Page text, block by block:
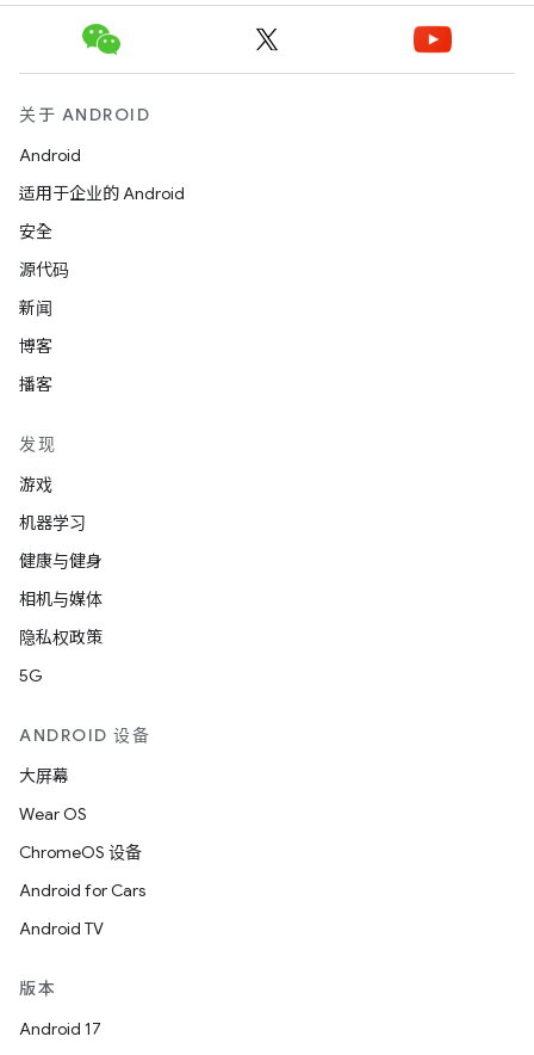
关于 ANDROID
Android
适用于企业的 Android
安全
源代码
新闻
博客
播客
发现
游戏
机器学习
健康与健身
相机与媒体
隐私权政策
5G
ANDROID 设备
大屏幕
Wear OS
ChromeOS 设备
Android for Cars
Android TV
版本
Android 17